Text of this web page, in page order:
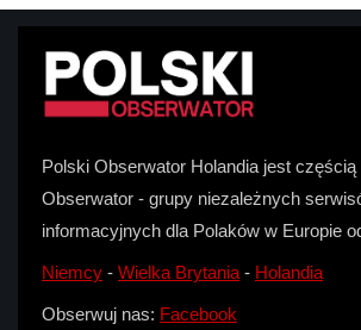
Polski Obserwator Holandia jest
Obserwator - grupy niezależnych
informacyjnych dla Polaków w Europie
Niemcy - Wielka Brytania - Holandia
Obserwuj nas: Facebook